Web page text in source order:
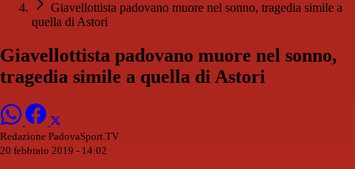
Giavellottista padovano muore nel sonno, tragedia simile a
quella di Astori
Giavellottista padovano muore nel sonno,
tragedia simile a quella di Astori
Redazione PadovaSport.TV
20 febbraio 2019 - 14:02